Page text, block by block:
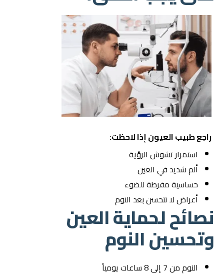
راجع طبيب العيون إذا لاحظت:
استمرار تشوش الرؤية
ألم شديد في العين
حساسية مفرطة للضوء
أعراض لا تتحسن بعد النوم
نصائح لحماية العين
وتحسين النوم
النوم من 7 إلى 8 ساعات يومياً